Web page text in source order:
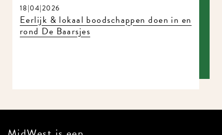
18|04|2026
Eerlijk & lokaal boodschappen doen in
en rond De Baarsjes
MidWest is een